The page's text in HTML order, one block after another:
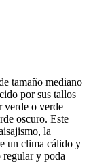
tamaño mediano
por sus tallos
verde o verde
oscuro. Este
la
un clima cálido y
regular y poda